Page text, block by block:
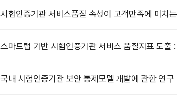
시험인증기관 서비스품질 속성이 고객만족에 미치
스마트랩 기반 시험인증기관 서비스 품질지표 도출
국내 시험인증기관 보안 통제모델 개발에 관한 연구